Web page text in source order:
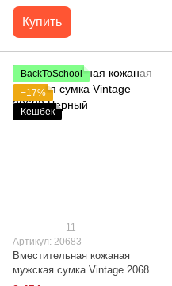
Купить
BackToSchool
−17%
Кешбек
11
Артикул: 20683
Вместительная кожаная
мужская сумка Vintage 20683